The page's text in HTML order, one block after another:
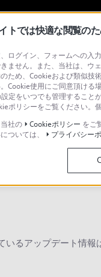
合わせ プロフェッシ
取扱説明書
るアップデート情報
トでは快適な閲覧の
ログイン、フォームへの入
ません。また、当社は、ウ
ため、Cookieおよび類似技
Cookie使用にご同意頂ける
定をいつでも管理すること
ポリシーをご覧ください。
社の
Cookieポリシー をご
ついては、
プライバシー